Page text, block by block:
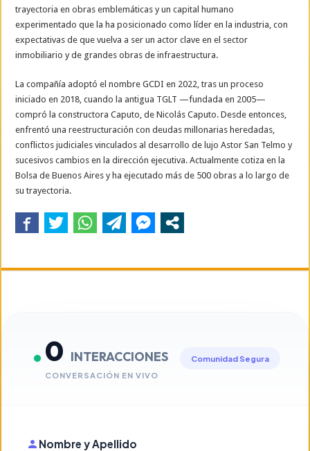
trayectoria en obras emblemáticas y un capital humano
experimentado que la ha posicionado como líder en la industria, con
expectativas de que vuelva a ser un actor clave en el sector
inmobiliario y de grandes obras de infraestructura.
La compañía adoptó el nombre GCDI en 2022, tras un proceso
iniciado en 2018, cuando la antigua TGLT —fundada en 2005—
compró la constructora Caputo, de Nicolás Caputo. Desde entonces,
enfrentó una reestructuración con deudas millonarias heredadas,
conflictos judiciales vinculados al desarrollo de lujo Astor San Telmo y
sucesivos cambios en la dirección ejecutiva. Actualmente cotiza en la
Bolsa de Buenos Aires y ha ejecutado más de 500 obras a lo largo de
su trayectoria.
0 INTERACCIONES
CONVERSACIÓN EN VIVO
Comunidad Segura
Nombre y Apellido